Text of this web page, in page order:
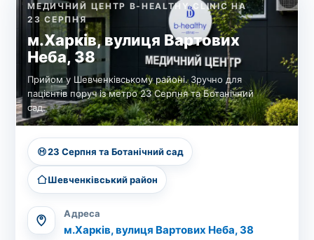
МЕДИЧНИЙ ЦЕНТР B-HEALTHY CLINIC НА
23 СЕРПНЯ
м.Харків, вулиця Вартових
Неба, 38
Прийом у Шевченківському районі. Зручно для
пацієнтів поруч із метро 23 Серпня та Ботанічний
сад.
23 Серпня та Ботанічний сад
Шевченківський район
Адреса
м.Харків, вулиця Вартових Неба, 38